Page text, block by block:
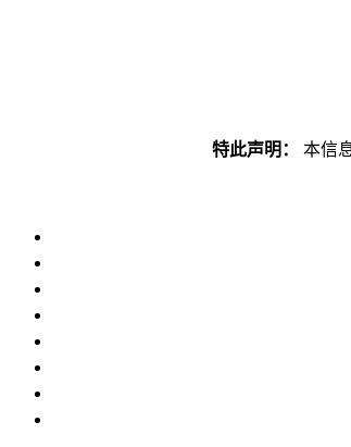
特此声明： 本信